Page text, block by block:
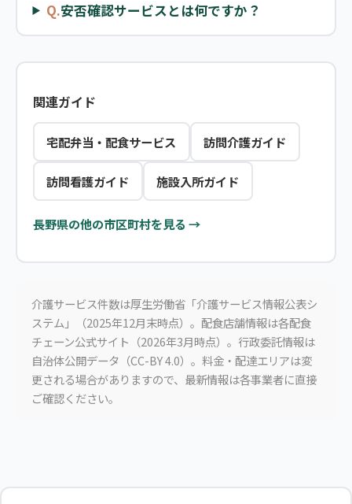
Q.安否確認サービスとは何ですか？
関連ガイド
宅配弁当・配食サービス 訪問介護ガイド
訪問看護ガイド 施設入所ガイド
長野県の他の市区町村を見る →
介護サービス件数は厚生労働省「介護サービス情報公表シ
ステム」（2025年12月末時点）。配食店舗情報は各配食
チェーン公式サイト（2026年3月時点）。行政委託情報は
自治体公開データ（CC-BY 4.0）。料金・配達エリアは変
更される場合がありますので、最新情報は各事業者に直接
ご確認ください。